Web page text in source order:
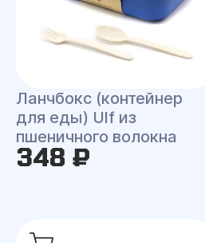
Ланчбокс (контейнер
для еды) Ulf из
пшеничного волокна
348 ₽